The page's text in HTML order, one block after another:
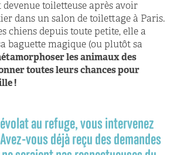
devenue toiletteuse après avoir
dans un salon de toilettage à Paris.
chiens depuis toute petite, elle a
baguette magique (ou plutôt sa
les animaux des
toutes leurs chances pour
!
au refuge, vous intervenez
vous déjà reçu des demandes